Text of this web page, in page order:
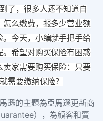
了，很多人还不知道自
怎么缴费，报多少营业额
今天，小编就手把手给
。希望对购买保险有困惑
卖家需要购买保险：只要
需要缴纳保险？
遜的主題為亞馬遜更新商
），為顧客和賣